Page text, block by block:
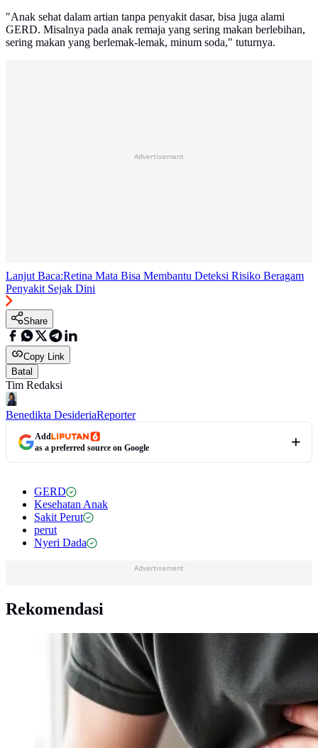
"Anak sehat dalam artian tanpa penyakit dasar, bisa juga alami
GERD. Misalnya pada anak remaja yang sering makan berlebihan,
sering makan yang berlemak-lemak, minum soda," tuturnya.
Advertisement
Lanjut Baca:Retina Mata Bisa Membantu Deteksi Risiko Beragam
Penyakit Sejak Dini
Share
Copy Link
Batal
Tim Redaksi
Benedikta DesideriaReporter
Add
as a preferred source on Google
GERD
Kesehatan Anak
Sakit Perut
perut
Nyeri Dada
Advertisement
Rekomendasi